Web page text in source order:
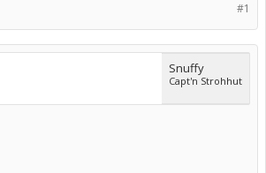
#1
Snuffy
Capt'n Strohhut